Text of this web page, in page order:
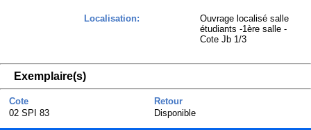
Localisation:
Ouvrage localisé salle
étudiants -1ère salle -
Cote Jb 1/3
Exemplaire(s)
Cote
Retour
02 SPI 83
Disponible